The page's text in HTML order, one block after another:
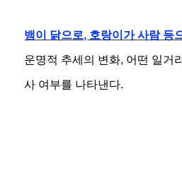
뱀이 닭으로, 호랑이가 사람 등
운명적 추세의 변화, 어떤 일거
사 여부를 나타낸다.